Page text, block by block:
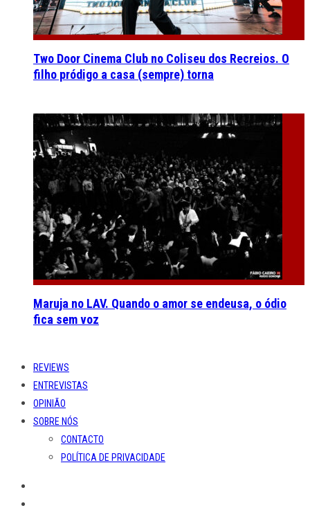
Two Door Cinema Club no Coliseu dos Recreios. O
filho pródigo a casa (sempre) torna
Maruja no LAV. Quando o amor se endeusa, o ódio
fica sem voz
REVIEWS
ENTREVISTAS
OPINIÃO
SOBRE NÓS
CONTACTO
POLÍTICA DE PRIVACIDADE